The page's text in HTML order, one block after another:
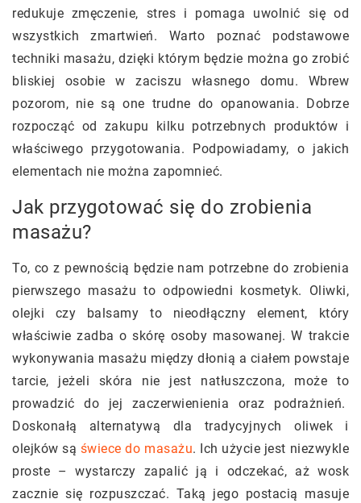
redukuje zmęczenie, stres i pomaga uwolnić się od
wszystkich zmartwień. Warto poznać podstawowe
techniki masażu, dzięki którym będzie można go zrobić
bliskiej osobie w zaciszu własnego domu. Wbrew
pozorom, nie są one trudne do opanowania. Dobrze
rozpocząć od zakupu kilku potrzebnych produktów i
właściwego przygotowania. Podpowiadamy, o jakich
elementach nie można zapomnieć.
Jak przygotować się do zrobienia
masażu?
To, co z pewnością będzie nam potrzebne do zrobienia
pierwszego masażu to odpowiedni kosmetyk. Oliwki,
olejki czy balsamy to nieodłączny element, który
właściwie zadba o skórę osoby masowanej. W trakcie
wykonywania masażu między dłonią a ciałem powstaje
tarcie, jeżeli skóra nie jest natłuszczona, może to
prowadzić do jej zaczerwienienia oraz podrażnień.
Doskonałą alternatywą dla tradycyjnych oliwek i
olejków są świece do masażu. Ich użycie jest niezwykle
proste – wystarczy zapalić ją i odczekać, aż wosk
zacznie się rozpuszczać. Taką jego postacią masuje